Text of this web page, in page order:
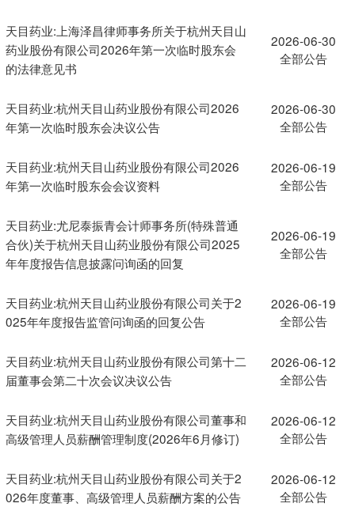
天目药业:上海泽昌律师事务所关于杭州天目山
药业股份有限公司2026年第一次临时股东会
的法律意见书
2026-06-30
全部公告
天目药业:杭州天目山药业股份有限公司2026
年第一次临时股东会决议公告
2026-06-30
全部公告
天目药业:杭州天目山药业股份有限公司2026
年第一次临时股东会会议资料
2026-06-19
全部公告
天目药业:尤尼泰振青会计师事务所(特殊普通
合伙)关于杭州天目山药业股份有限公司2025
年年度报告信息披露问询函的回复
2026-06-19
全部公告
天目药业:杭州天目山药业股份有限公司关于2
025年年度报告监管问询函的回复公告
2026-06-19
全部公告
天目药业:杭州天目山药业股份有限公司第十二
届董事会第二十次会议决议公告
2026-06-12
全部公告
天目药业:杭州天目山药业股份有限公司董事和
高级管理人员薪酬管理制度(2026年6月修订)
2026-06-12
全部公告
天目药业:杭州天目山药业股份有限公司关于2
026年度董事、高级管理人员薪酬方案的公告
2026-06-12
全部公告